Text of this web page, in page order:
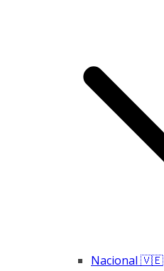
Nacional 🇻🇪